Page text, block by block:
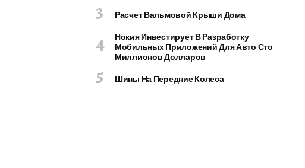
Расчет Вальмовой Крыши Дома
Нокия Инвестирует В Разработку
Мобильных Приложений Для Авто Сто
Миллионов Долларов
Шины На Передние Колеса